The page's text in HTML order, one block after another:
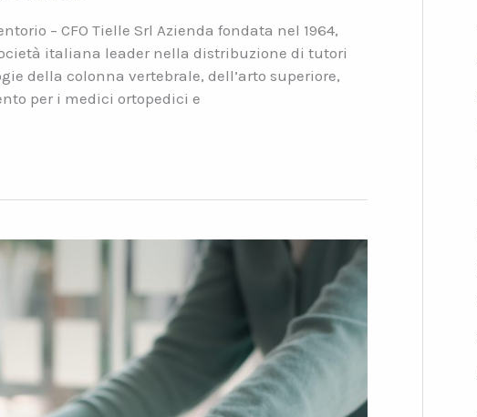
– CFO Tielle Srl Azienda fondata nel 1964,
italiana leader nella distribuzione di tutori
della colonna vertebrale, dell’arto superiore,
per i medici ortopedici e